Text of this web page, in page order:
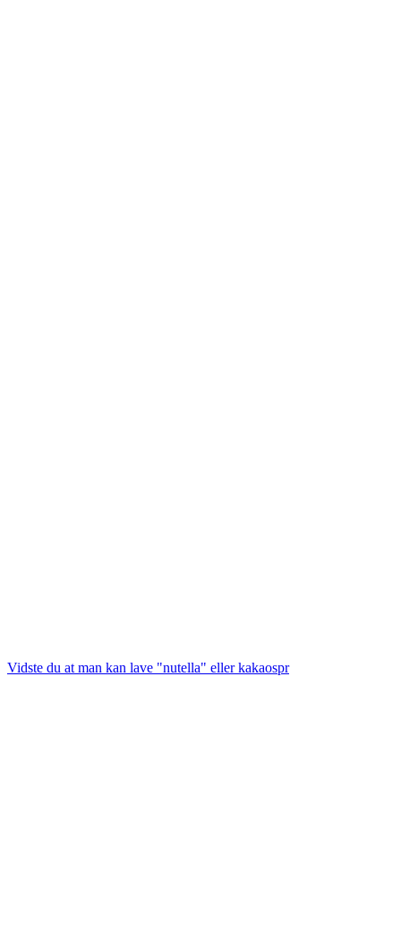
Vidste du at man kan lave "nutella" eller kakaospr